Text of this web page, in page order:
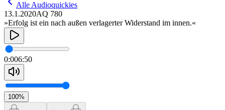
Alle Audioquickies
13.1.2020AQ 780
»Erfolg ist ein nach außen verlagerter Widerstand im innen.«
0:006:50
100%